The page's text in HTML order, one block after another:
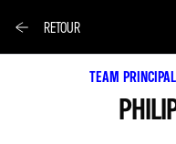
RETOUR
TEAM